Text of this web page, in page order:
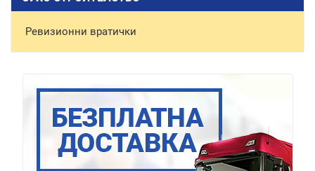
Ревизионни вратички